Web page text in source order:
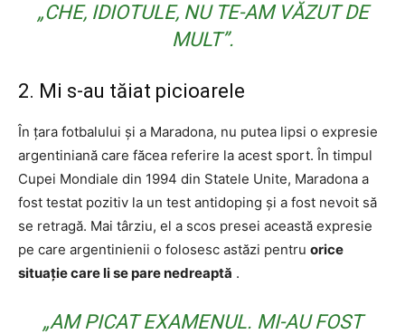
„CHE, IDIOTULE, NU TE-AM VĂZUT DE
MULT”.
2. Mi s-au tăiat picioarele
În țara fotbalului și a Maradona, nu putea lipsi o expresie
argentiniană care făcea referire la acest sport. În timpul
Cupei Mondiale din 1994 din Statele Unite, Maradona a
fost testat pozitiv la un test antidoping și a fost nevoit să
se retragă. Mai târziu, el a scos presei această expresie
pe care argentinienii o folosesc astăzi pentru orice
situație care li se pare nedreaptă .
„AM PICAT EXAMENUL. MI-AU FOST